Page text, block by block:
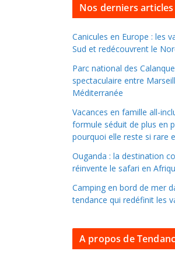
l
e
r
d
a
n
s
l
e
s
a
r
c
i
Nos derniers
Canicules en Europe : les
Sud et redécouvrent le
Parc national des
spectaculaire entre
Méditerranée
Vacances en famille all-
formule séduit de plus en
pourquoi elle reste si rare
Ouganda : la destination
réinvente le safari en
Camping en bord de mer
tendance qui redéfinit les
A propos de